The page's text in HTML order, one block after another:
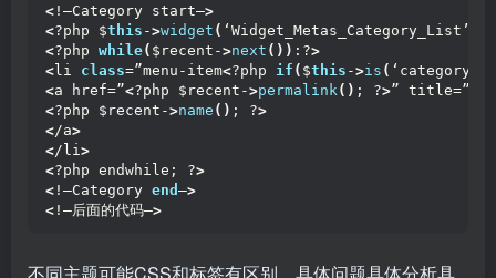
< !–Category start–>
<?php $this ->widget ( ‘Widget_Metas_Category_List’
<?php while( $recent->next ()) :?>
< li class=”menu-item<?php if ( $this ->is (
<a href=”<?php $recent->permalink() ; ?>” title=”
<?php $recent->name () ; ?>
</a>
</li>
<?php endwhile; ?>
< !–Category end –>
< !–后面的代码–>